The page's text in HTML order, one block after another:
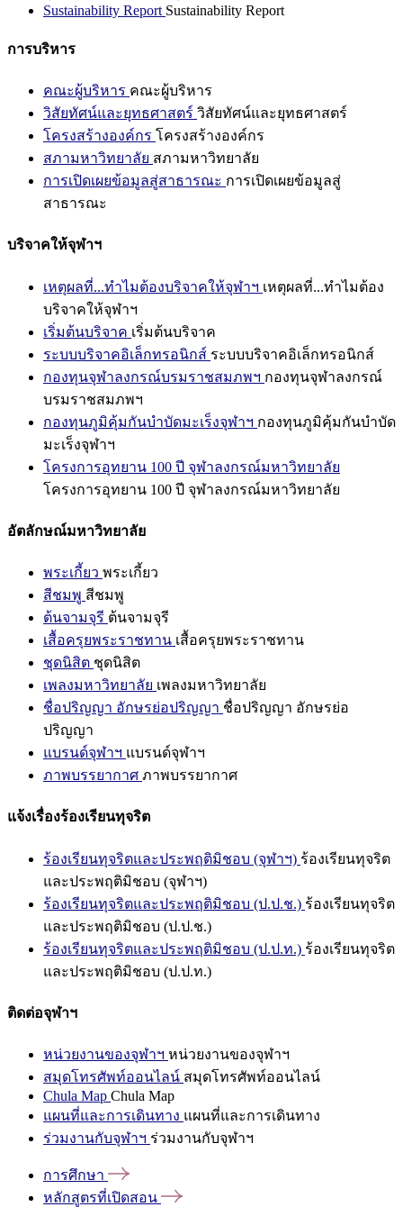
Sustainability Report Sustainability Report
การบริหาร
คณะผู้บริหาร คณะผู้บริหาร
วิสัยทัศน์และยุทธศาสตร์ วิสัยทัศน์และยุทธศาสตร์
โครงสร้างองค์กร โครงสร้างองค์กร
สภามหาวิทยาลัย สภามหาวิทยาลัย
การเปิดเผยข้อมูลสู่สาธารณะ การเปิดเผยข้อมูลสู่
สาธารณะ
บริจาคให้จุฬาฯ
เหตุผลที่...ทำไมต้องบริจาคให้จุฬาฯ เหตุผลที่...ทำไมต้อง
บริจาคให้จุฬาฯ
เริ่มต้นบริจาค เริ่มต้นบริจาค
ระบบบริจาคอิเล็กทรอนิกส์ ระบบบริจาคอิเล็กทรอนิกส์
กองทุนจุฬาลงกรณ์บรมราชสมภพฯ กองทุนจุฬาลงกรณ์
บรมราชสมภพฯ
กองทุนภูมิคุ้มกันบำบัดมะเร็งจุฬาฯ กองทุนภูมิคุ้มกันบำบัด
มะเร็งจุฬาฯ
โครงการอุทยาน 100 ปี จุฬาลงกรณ์มหาวิทยาลัย
โครงการอุทยาน 100 ปี จุฬาลงกรณ์มหาวิทยาลัย
อัตลักษณ์มหาวิทยาลัย
พระเกี้ยว พระเกี้ยว
สีชมพู สีชมพู
ต้นจามจุรี ต้นจามจุรี
เสื้อครุยพระราชทาน เสื้อครุยพระราชทาน
ชุดนิสิต ชุดนิสิต
เพลงมหาวิทยาลัย เพลงมหาวิทยาลัย
ชื่อปริญญา อักษรย่อปริญญา ชื่อปริญญา อักษรย่อ
ปริญญา
แบรนด์จุฬาฯ แบรนด์จุฬาฯ
ภาพบรรยากาศ ภาพบรรยากาศ
แจ้งเรื่องร้องเรียนทุจริต
ร้องเรียนทุจริตและประพฤติมิชอบ (จุฬาฯ) ร้องเรียนทุจริต
และประพฤติมิชอบ (จุฬาฯ)
ร้องเรียนทุจริตและประพฤติมิชอบ (ป.ป.ช.) ร้องเรียนทุจริต
และประพฤติมิชอบ (ป.ป.ช.)
ร้องเรียนทุจริตและประพฤติมิชอบ (ป.ป.ท.) ร้องเรียนทุจริต
และประพฤติมิชอบ (ป.ป.ท.)
ติดต่อจุฬาฯ
หน่วยงานของจุฬาฯ หน่วยงานของจุฬาฯ
สมุดโทรศัพท์ออนไลน์ สมุดโทรศัพท์ออนไลน์
Chula Map Chula Map
แผนที่และการเดินทาง แผนที่และการเดินทาง
ร่วมงานกับจุฬาฯ ร่วมงานกับจุฬาฯ
การศึกษา
หลักสูตรที่เปิดสอน